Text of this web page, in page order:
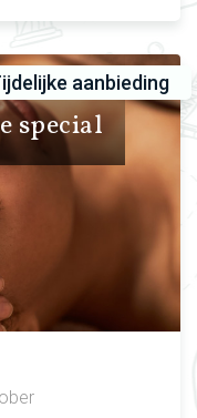
special
aanbieding